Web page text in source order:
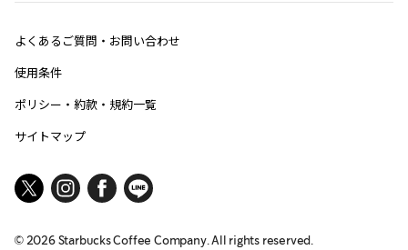
よくあるご質問・お問い合わせ
使用条件
ポリシー・約款・規約一覧
サイトマップ
© 2026Starbucks Coffee Company. All rights reserved.